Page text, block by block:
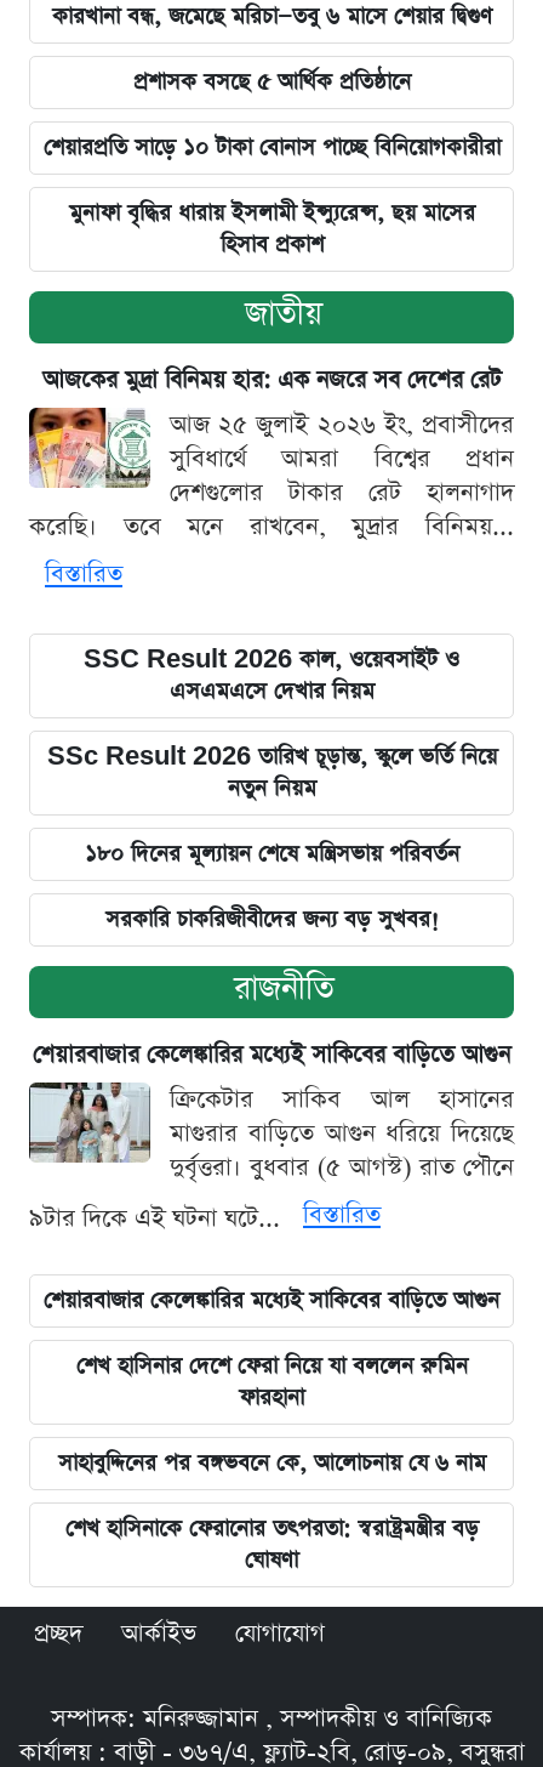
কারখানা বন্ধ, জমেছে মরিচা—তবু ৬ মাসে শেয়ার দ্বিগুণ
প্রশাসক বসছে ৫ আর্থিক প্রতিষ্ঠানে
শেয়ারপ্রতি সাড়ে ১০ টাকা বোনাস পাচ্ছে বিনিয়োগকারীরা
মুনাফা বৃদ্ধির ধারায় ইসলামী ইন্স্যুরেন্স, ছয় মাসের
হিসাব প্রকাশ
জাতীয়
আজকের মুদ্রা বিনিময় হার: এক নজরে সব দেশের রেট
আজ ২৫ জুলাই ২০২৬ ইং, প্রবাসীদের
সুবিধার্থে আমরা বিশ্বের প্রধান
দেশগুলোর টাকার রেট হালনাগাদ
করেছি। তবে মনে রাখবেন, মুদ্রার বিনিময়...
বিস্তারিত
SSC Result 2026 কাল, ওয়েবসাইট ও
এসএমএসে দেখার নিয়ম
SSc Result 2026 তারিখ চূড়ান্ত, স্কুলে ভর্তি নিয়ে
নতুন নিয়ম
১৮০ দিনের মূল্যায়ন শেষে মন্ত্রিসভায় পরিবর্তন
সরকারি চাকরিজীবীদের জন্য বড় সুখবর!
রাজনীতি
শেয়ারবাজার কেলেঙ্কারির মধ্যেই সাকিবের বাড়িতে আগুন
ক্রিকেটার সাকিব আল হাসানের
মাগুরার বাড়িতে আগুন ধরিয়ে দিয়েছে
দুর্বৃত্তরা। বুধবার (৫ আগস্ট) রাত পৌনে
৯টার দিকে এই ঘটনা ঘটে...
বিস্তারিত
শেয়ারবাজার কেলেঙ্কারির মধ্যেই সাকিবের বাড়িতে আগুন
শেখ হাসিনার দেশে ফেরা নিয়ে যা বললেন রুমিন
ফারহানা
সাহাবুদ্দিনের পর বঙ্গভবনে কে, আলোচনায় যে ৬ নাম
শেখ হাসিনাকে ফেরানোর তৎপরতা: স্বরাষ্ট্রমন্ত্রীর বড়
ঘোষণা
প্রচ্ছদ আর্কাইভ যোগাযোগ
সম্পাদক: মনিরুজ্জামান , সম্পাদকীয় ও বানিজ্যিক
কার্যালয় : বাড়ী - ৩৬৭/এ, ফ্ল্যাট-২বি, রোড়-০৯, বসুন্ধরা